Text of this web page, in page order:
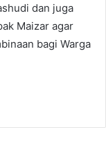
dan juga
Maizar agar
bagi Warga